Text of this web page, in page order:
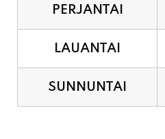
LAUANTAI
SUNNUNTAI